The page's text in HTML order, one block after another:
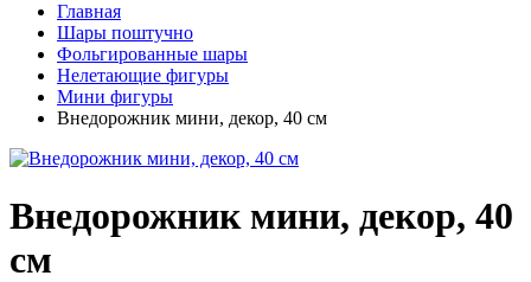
Главная
Шары поштучно
Фольгированные шары
Нелетающие фигуры
Мини фигуры
Внедорожник мини, декор, 40 см
Внедорожник мини, декор, 40
см